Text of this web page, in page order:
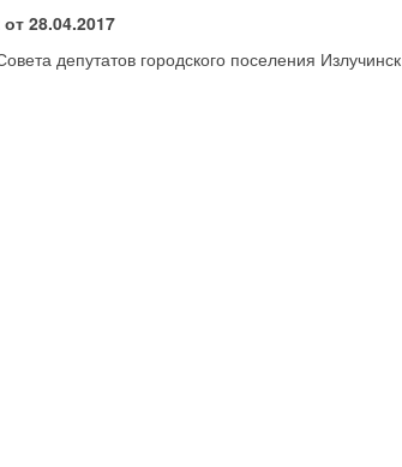
28.04.2017
депутатов городского поселения Излучинск